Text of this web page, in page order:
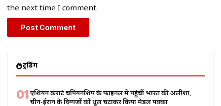
the next time I comment.
ट्रेंडिंग
01एशियन कराटे चैंपियनशिप के फाइनल में पहुंचीं भारत की अलीशा,
चीन-ईरान के दिग्गजों को धूल चटाकर किया मेडल पक्का